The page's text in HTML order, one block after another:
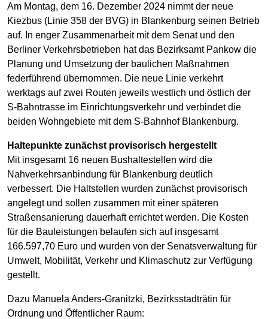
Am Montag, dem 16. Dezember 2024 nimmt der neue
Kiezbus (Linie 358 der BVG) in Blankenburg seinen Betrieb
auf. In enger Zusammenarbeit mit dem Senat und den
Berliner Verkehrsbetrieben hat das Bezirksamt Pankow die
Planung und Umsetzung der baulichen Maßnahmen
federführend übernommen. Die neue Linie verkehrt
werktags auf zwei Routen jeweils westlich und östlich der
S-Bahntrasse im Einrichtungsverkehr und verbindet die
beiden Wohngebiete mit dem S-Bahnhof Blankenburg.
Haltepunkte zunächst provisorisch hergestellt
Mit insgesamt 16 neuen Bushaltestellen wird die
Nahverkehrsanbindung für Blankenburg deutlich
verbessert. Die Haltstellen wurden zunächst provisorisch
angelegt und sollen zusammen mit einer späteren
Straßensanierung dauerhaft errichtet werden. Die Kosten
für die Bauleistungen belaufen sich auf insgesamt
166.597,70 Euro und wurden von der Senatsverwaltung für
Umwelt, Mobilität, Verkehr und Klimaschutz zur Verfügung
gestellt.
Dazu Manuela Anders-Granitzki, Bezirksstadträtin für
Ordnung und Öffentlicher Raum: